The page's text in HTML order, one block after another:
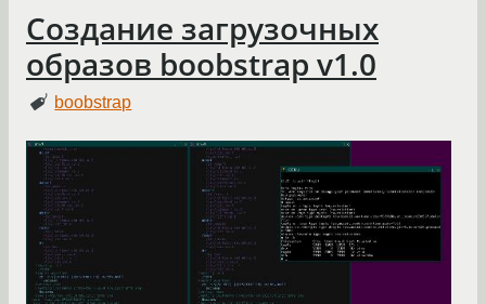
Создание загрузочных
образов boobstrap v1.0
boobstrap